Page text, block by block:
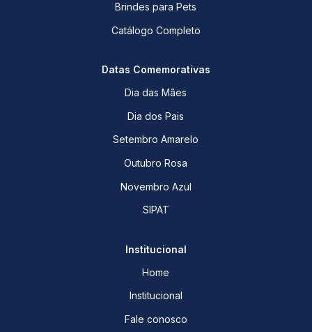
Brindes para Pets
Catálogo Completo
Datas Comemorativas
Dia das Mães
Dia dos Pais
Setembro Amarelo
Outubro Rosa
Novembro Azul
SIPAT
Institucional
Home
Institucional
Fale conosco